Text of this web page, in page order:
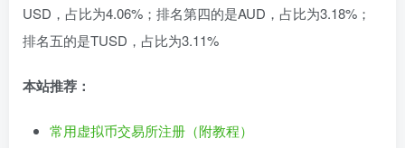
USD，占比为4.06%；排名第四的是AUD，占比为3.18%；
排名五的是TUSD，占比为3.11%
本站推荐：
常用虚拟币交易所注册（附教程）